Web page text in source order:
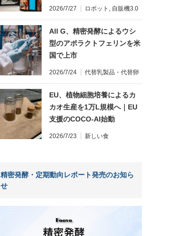
2026/7/27 ロボット 自販機3.0
All G、精密発酵によるウシ
型のアポラクトフェリンを米
国で上市
2026/7/24 代替乳製品・代替卵
EU、植物細胞培養によるカ
カオ生産を1万L規模へ｜EU
支援のCOCO-AI始動
2026/7/23 新しい食
精密発酵・定期動向レポート発売のお知ら
せ